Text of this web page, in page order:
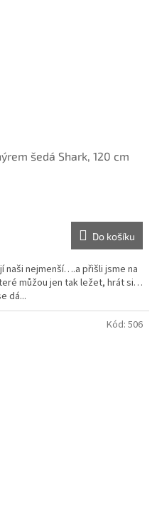
šedá Shark, 120 cm
Do košíku
naši nejmenší….a přišli jsme na
můžou jen tak ležet, hrát si…
dá...
Kód: 506